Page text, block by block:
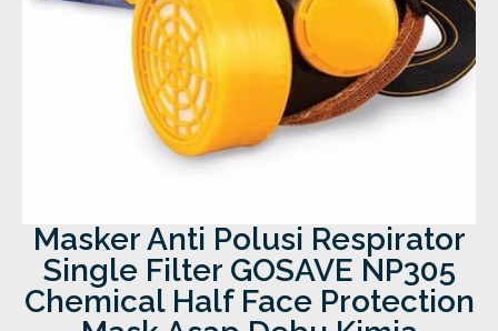
Masker Anti Polusi Respirator
Single Filter GOSAVE NP305
Chemical Half Face Protection